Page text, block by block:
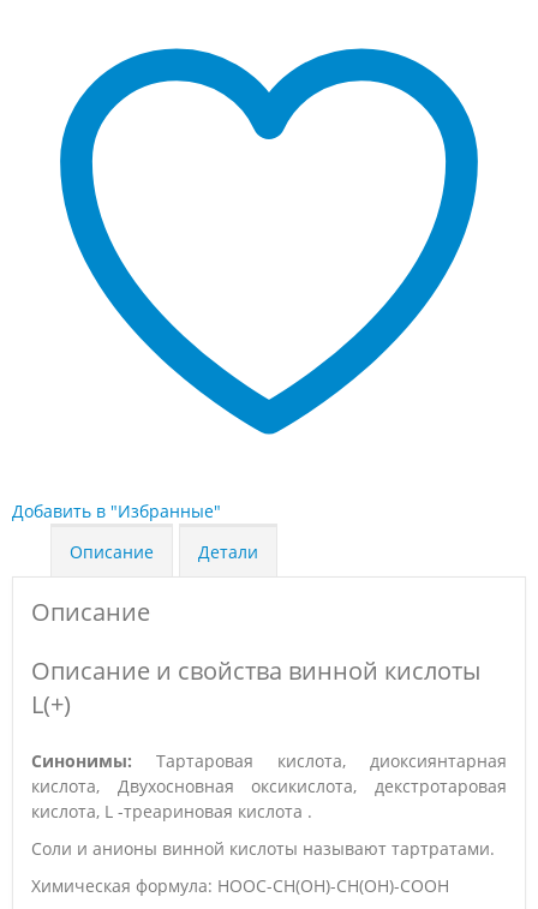
Добавить в "Избранные"
Описание
Детали
Описание
Описание и свойства винной кислоты
L(+)
Синонимы: Тартаровая кислота, диоксиянтарная
кислота, Двухосновная оксикислота, декстротаровая
кислота, L -треариновая кислота .
Соли и анионы винной кислоты называют тартратами.
Химическая формула: НООС-СН(ОН)-СН(ОН)-СООН